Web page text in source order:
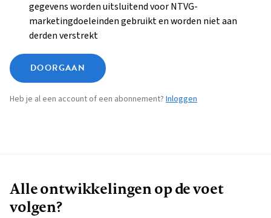
gegevens worden uitsluitend voor NTVG-
marketingdoeleinden gebruikt en worden niet aan
derden verstrekt
DOORGAAN
Heb je al een account of een abonnement? Inloggen
Alle ontwikkelingen op de voet
volgen?